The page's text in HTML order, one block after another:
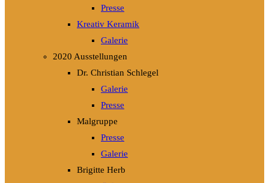
Presse
Kreativ Keramik
Galerie
2020 Ausstellungen
Dr. Christian Schlegel
Galerie
Presse
Malgruppe
Presse
Galerie
Brigitte Herb